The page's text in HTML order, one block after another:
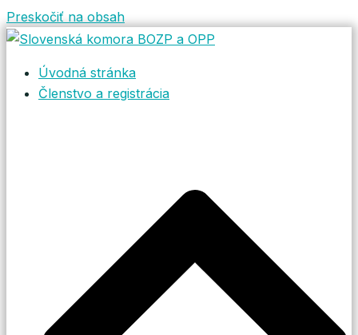
Preskočiť na obsah
Úvodná stránka
Členstvo a registrácia